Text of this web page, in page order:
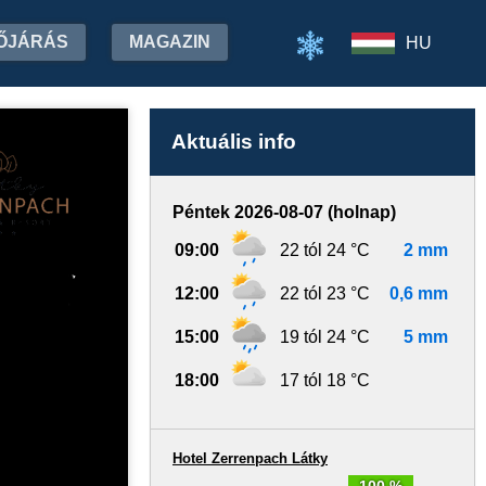
MAGAZIN HU
Aktuális info
Péntek 2026-08-07 (holnap)
09:00 22 tól 24 °C 2 mm
12:00 22 tól 23 °C 0,6 mm
15:00 19 tól 24 °C 5 mm
18:00 17 tól 18 °C
Hotel Zerrenpach Látky